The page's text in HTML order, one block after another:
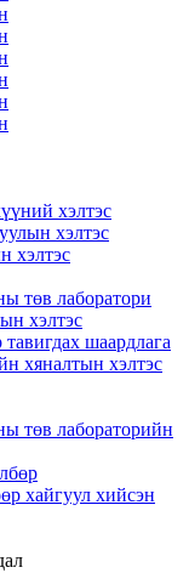
хэлтэс
хэлтэс
хэлтэс
төв лаборатори
хэлтэс
шаардлага
хяналтын хэлтэс
төв лабораторийн
хайгуул хийсэн